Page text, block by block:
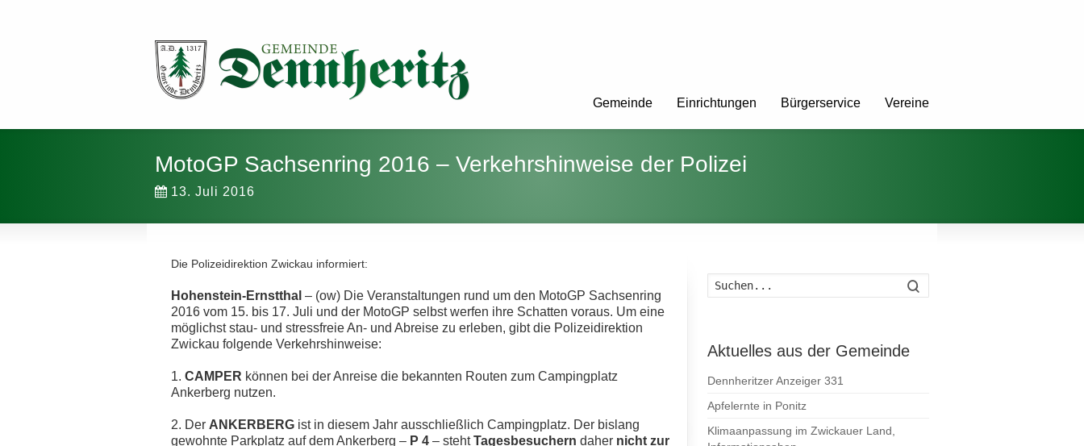
Gemeinde Einrichtungen Bürgerservice Vereine
MotoGP Sachsenring 2016 – Verkehrshinweise der Polizei
13. Juli 2016
Die Polizeidirektion Zwickau informiert:
Hohenstein-Ernstthal – (ow) Die Veranstaltungen rund um den MotoGP Sachsenring
2016 vom 15. bis 17. Juli und der MotoGP selbst werfen ihre Schatten voraus. Um eine
möglichst stau- und stressfreie An- und Abreise zu erleben, gibt die Polizeidirektion
Zwickau folgende Verkehrshinweise:
1. CAMPER können bei der Anreise die bekannten Routen zum Campingplatz
Ankerberg nutzen.
2. Der ANKERBERG ist in diesem Jahr ausschließlich Campingplatz. Der bislang
gewohnte Parkplatz auf dem Ankerberg – P 4 – stehtTagesbesuchern daher nicht zur
Aktuelles aus der Gemeinde
Dennheritzer Anzeiger 331
Apfelernte in Ponitz
Klimaanpassung im Zwickauer Land,